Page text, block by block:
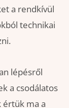
a rendkívül
technikai
lépésről
a csodálatos
értük ma a